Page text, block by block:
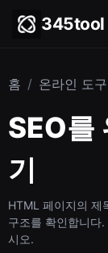
345tool
홈 / 온라인 도구
SEO를
기
HTML 페이지의 제
구조를 확인합니다
시오.